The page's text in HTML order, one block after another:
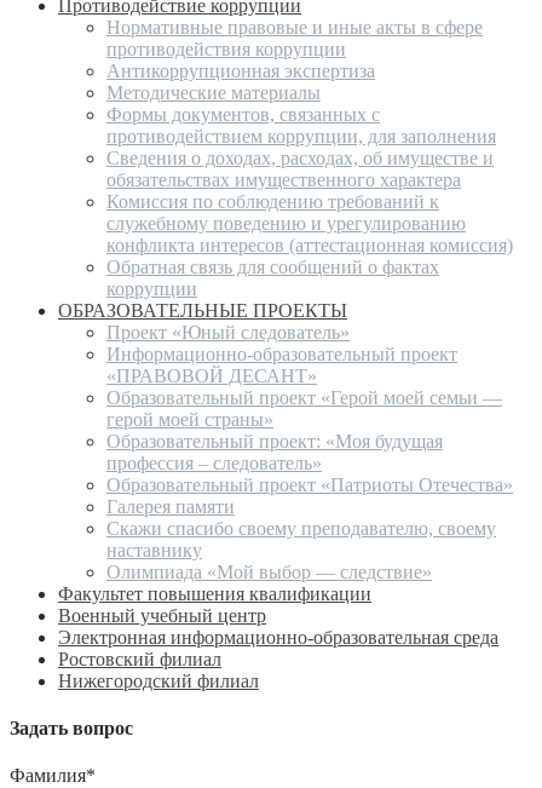
Противодействие коррупции
Нормативные правовые и иные акты в сфере
противодействия коррупции
Антикоррупционная экспертиза
Методические материалы
Формы документов, связанных с
противодействием коррупции, для заполнения
Сведения о доходах, расходах, об имуществе и
обязательствах имущественного характера
Комиссия по соблюдению требований к
служебному поведению и урегулированию
конфликта интересов (аттестационная комиссия)
Обратная связь для сообщений о фактах
коррупции
ОБРАЗОВАТЕЛЬНЫЕ ПРОЕКТЫ
Проект «Юный следователь»
Информационно-образовательный проект
«ПРАВОВОЙ ДЕСАНТ»
Образовательный проект «Герой моей семьи —
герой моей страны»
Образовательный проект: «Моя будущая
профессия – следователь»
Образовательный проект «Патриоты Отечества»
Галерея памяти
Скажи спасибо своему преподавателю, своему
наставнику
Олимпиада «Мой выбор — следствие»
Факультет повышения квалификации
Военный учебный центр
Электронная информационно-образовательная среда
Ростовский филиал
Нижегородский филиал
Задать вопрос
Фамилия*